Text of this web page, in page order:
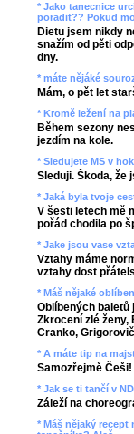
* Jako tanecnice
poradit?? Pokud
Dietu jsem nikdy
snažím od pěti
dny.
* máte nějáké
Mám, o pět let
* Kromě ležení na
Během sezony
jezdím na kole.
* Sledujete MS v
Sleduji. Škoda, že
* Jaká byla tvoje
V šesti letech mě
pořád chodila po
* Jake jsou vase
Vztahy máme
vztahy dost
* Máš nějaké
Oblíbených baletů
Zkrocení zlé ženy,
Cranko,
* A máte tip na
Samozřejmě Češi!
* Jak se ti tančí v
Záleží na
* Máš nějaký